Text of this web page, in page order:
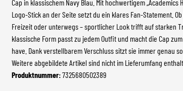
Cap in klassischem Navy Blau. Mit hochwertigem „Academics
Logo-Stick an der Seite setzt du ein klares Fan-Statement.
Freizeit oder unterwegs – sportlicher Look trifft auf starken
klassische Form passt zu jedem Outfit und macht die Cap
have. Dank verstellbarem Verschluss sitzt sie immer genau
Weitere abgebildete Artikel sind nicht im Lieferumfang
Produktnummer:7325680502389